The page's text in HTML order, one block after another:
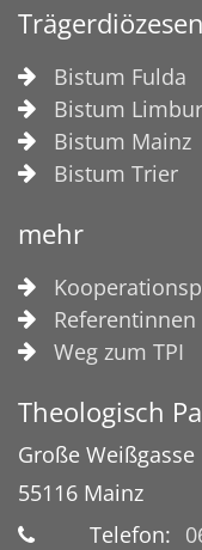
Trägerdiözesen
Bistum Fulda
Bistum
Bistum Mainz
Bistum Trier
mehr
Referentinnen
Weg zum TPI
Theologisch
Große Weißgasse
55116 Mainz
Telefon: